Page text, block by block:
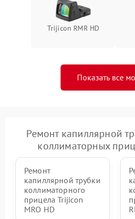
Trijicon RMR HD
Показать все
Ремонт капиллярной
коллиматорных
Ремонт
капиллярной трубки
коллиматорного
прицела Trijicon
MRO HD